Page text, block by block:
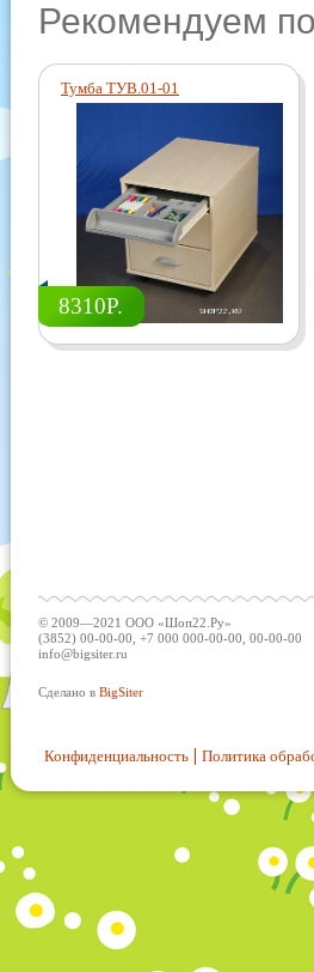
Рекомендуем
Тумба ТУВ.01-01
8310Р.
© 2009—2021 ООО «Шоп22.Ру»
(3852) 00-00-00, +7 000 000-00-00, 00-00-00
info@bigsiter.ru
Сделано в BigSiter
Конфиденциальность Политика